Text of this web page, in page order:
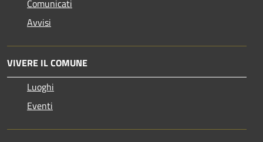
Comunicati
Avvisi
VIVERE IL COMUNE
Luoghi
Eventi